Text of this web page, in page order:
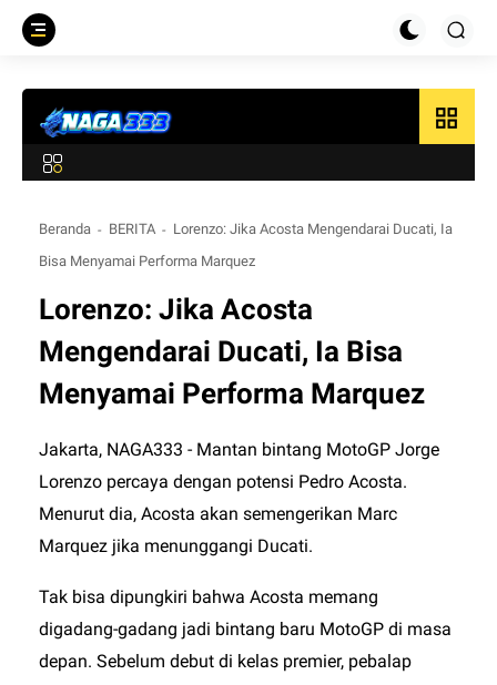
grid_view
Beranda BERITA
Lorenzo: Jika Acosta Mengendarai Ducati, Ia
Bisa Menyamai Performa Marquez
Lorenzo: Jika Acosta
Mengendarai Ducati, Ia Bisa
Menyamai Performa Marquez
Jakarta, NAGA333 - Mantan bintang MotoGP Jorge
Lorenzo percaya dengan potensi Pedro Acosta.
Menurut dia, Acosta akan semengerikan Marc
Marquez jika menunggangi Ducati.
Tak bisa dipungkiri bahwa Acosta memang
digadang-gadang jadi bintang baru MotoGP di masa
depan. Sebelum debut di kelas premier, pebalap